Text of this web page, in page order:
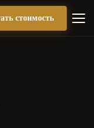
стоимость